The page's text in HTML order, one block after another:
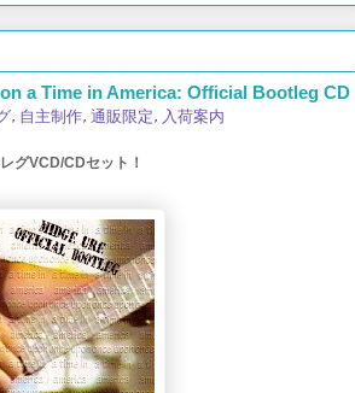
a Time in America: Official Bootleg CD
, 自主制作, 通販限定, 入荷案内
グVCD/CDセット！